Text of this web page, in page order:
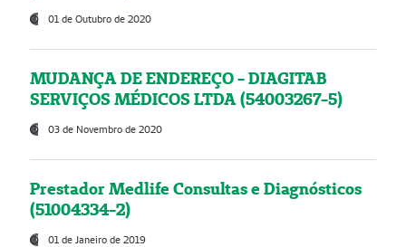
01 de Outubro de 2020
MUDANÇA DE ENDEREÇO - DIAGITAB
SERVIÇOS MÉDICOS LTDA (54003267-5)
03 de Novembro de 2020
Prestador Medlife Consultas e Diagnósticos
(51004334-2)
01 de Janeiro de 2019